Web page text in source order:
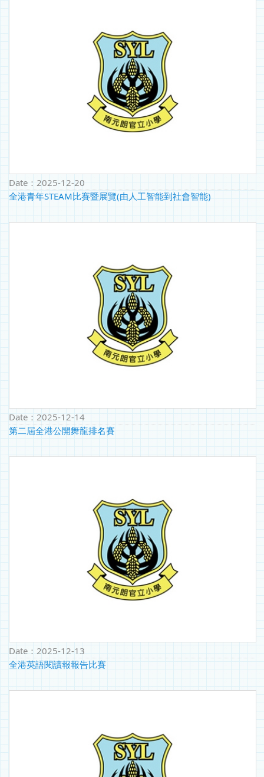
Date： 2025-12-20
全港青年STEAM比賽暨展覽(由人工智能到社會智能)
Date： 2025-12-14
第二屆全港公開舞龍排名賽
Date： 2025-12-13
全港英語閱讀報報告比賽